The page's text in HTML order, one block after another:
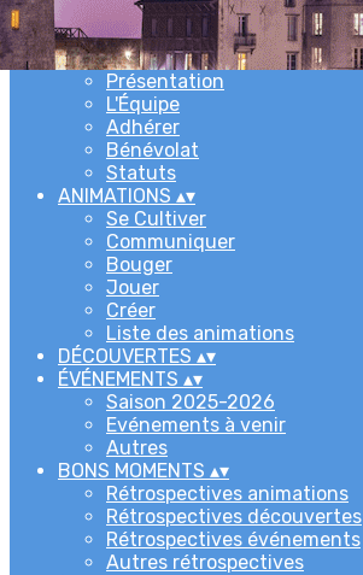
ACCUEIL▴ ▾
L'ASSOCIATION▴▾
Newsletters
Présentation
L'Équipe
Adhérer
Bénévolat
Statuts
ANIMATIONS ▴▾
Se Cultiver
Communiquer
Bouger
Jouer
Créer
Liste des animations
DÉCOUVERTES ▴▾
ÉVÉNEMENTS ▴▾
Saison 2025-2026
Evénements à venir
Autres
BONS MOMENTS ▴▾
Rétrospectives animations
Rétrospectives découvertes
Rétrospectives événements
Autres rétrospectives